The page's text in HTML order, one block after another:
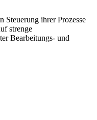
Steuerung ihrer Prozesse
strenge
Bearbeitungs- und